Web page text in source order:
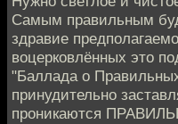
Самым правильным
здравие
воцерковлённых это
"Баллада о
принудительно
проникаются